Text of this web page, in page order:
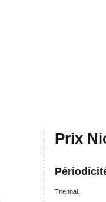
Prix
Triennal.